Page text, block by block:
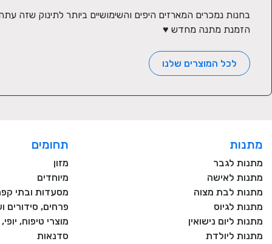
הזמנת מתנה מחדש ♥
לכל המוצרים שלנו
מתנות
מתנות לגבר
מתנות לאישה
מתנות לבת מצוה
מתנות לגיוס
מתנות ליום נישואין
מתנות ליולדת
תחומים
מזון
מיוחדים
מסעדות ובתי
פרחים, סידורים
מוצרי טיפוח,
סדנאות